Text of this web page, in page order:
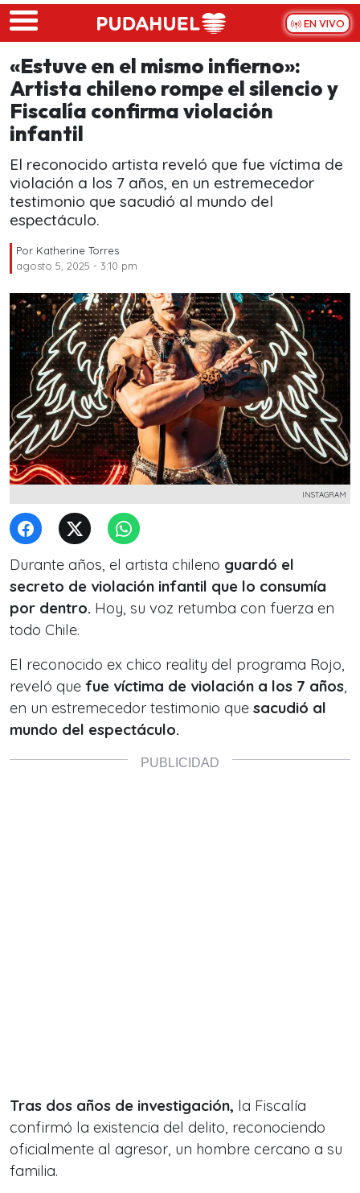
Skip to main content
EN VIVO
«Estuve en el mismo infierno»:
Artista chileno rompe el silencio y
Fiscalía confirma violación
infantil
El reconocido artista reveló que fue víctima de
violación a los 7 años, en un estremecedor
testimonio que sacudió al mundo del
espectáculo.
Por Katherine Torres
agosto 5, 2025 - 3:10 pm
INSTAGRAM
Durante años, el artista chileno guardó el
secreto de violación infantil que lo consumía
por dentro. Hoy, su voz retumba con fuerza en
todo Chile.
El reconocido ex chico reality del programa Rojo,
reveló que fue víctima de violación a los 7 años,
en un estremecedor testimonio que sacudió al
mundo del espectáculo.
Tras dos años de investigación, la Fiscalía
confirmó la existencia del delito, reconociendo
oficialmente al agresor, un hombre cercano a su
familia.